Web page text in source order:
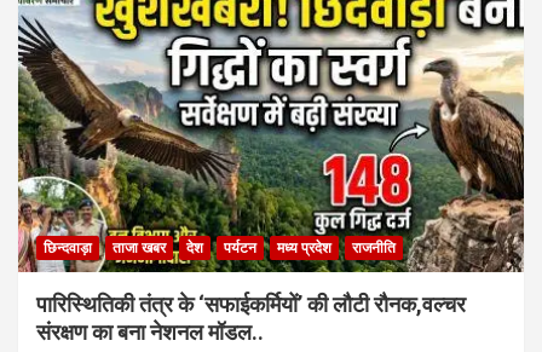
o
k
p
p
छिन्दवाड़ा ताजा खबर देश पर्यटन मध्य प्रदेश राजनीति
पारिस्थितिकी तंत्र के ‘सफाईकर्मियों’ की लौटी रौनक,वल्चर
संरक्षण का बना नेशनल मॉडल..